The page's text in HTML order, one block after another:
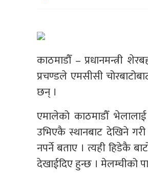
काठमाडौँ – प्रधानमन्त्री
प्रचण्डले एमसीसी
छन् ।
एमालेको काठमाडौँ
उभिएकै स्थानबाट देखिने
नपर्ने बताए । त्यही हिडेकै
देखाईदिए हुन्छ । मेलम्चीको